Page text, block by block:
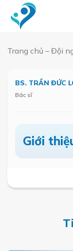
content
Trang chủ – Đội
BS. TRẦN ĐỨC
Bác sĩ
Giới